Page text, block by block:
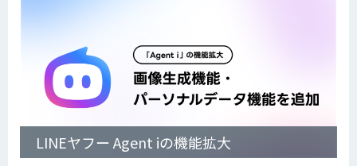
LINEヤフー Agent iの機能拡大